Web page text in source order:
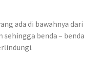
ada di bawahnya dari
benda – benda